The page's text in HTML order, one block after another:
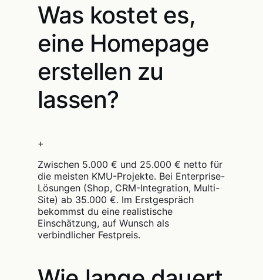
Was kostet es,
eine Homepage
erstellen zu
lassen?
+
Zwischen 5.000 € und 25.000 € netto für
die meisten KMU-Projekte. Bei Enterprise-
Lösungen (Shop, CRM-Integration, Multi-
Site) ab 35.000 €. Im Erstgespräch
bekommst du eine realistische
Einschätzung, auf Wunsch als
verbindlicher Festpreis.